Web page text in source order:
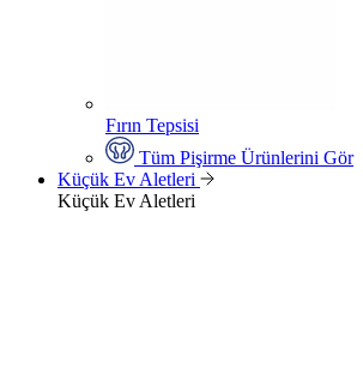
Fırın Tepsisi
Tüm Pişirme Ürünlerini Gör
Küçük Ev Aletleri
Küçük Ev Aletleri